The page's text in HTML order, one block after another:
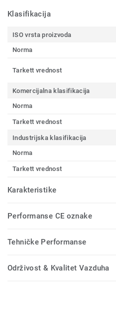
Klasifikacija
ISO vrsta proizvoda
Norma
Tarkett vrednost
Komercijalna klasifikacija
Norma
Tarkett vrednost
Industrijska klasifikacija
Norma
Tarkett vrednost
Karakteristike
Performanse CE oznake
Tehničke Performanse
Održivost & Kvalitet Vazduha